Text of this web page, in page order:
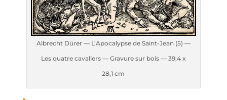
Albrecht Dürer — L’A­po­ca­lypse de Saint-Jean (5) —
Les quatre cava­liers — Gra­vure sur bois — 39,4 x
28,1 cm